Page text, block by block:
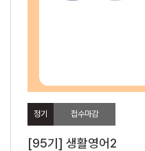
정기 접수마감
[95기] 생활영어2